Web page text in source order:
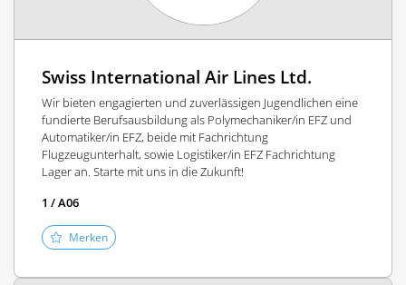
Swiss International Air Lines Ltd.
Wir bieten engagierten und zuverlässigen Jugendlichen eine
fundierte Berufsausbildung als Polymechaniker/in EFZ und
Automatiker/in EFZ, beide mit Fachrichtung
Flugzeugunterhalt, sowie Logistiker/in EFZ Fachrichtung
Lager an. Starte mit uns in die Zukunft!
1 / A06
Merken